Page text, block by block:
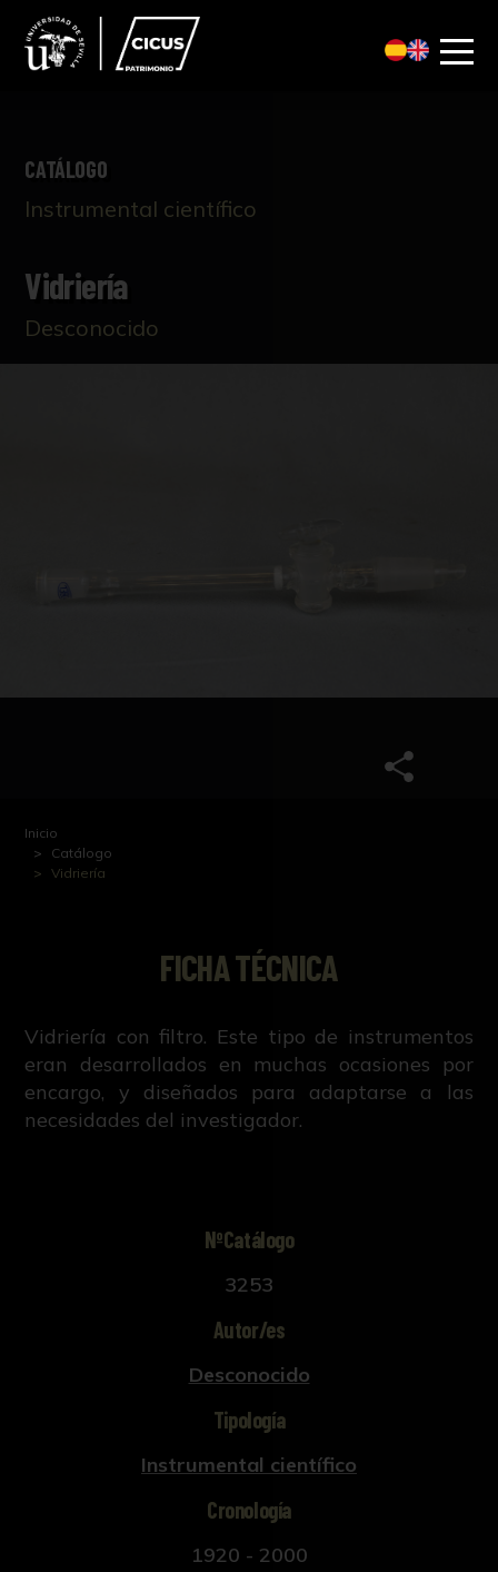
CATÁLOGO
Instrumental científico
Vidriería
Desconocido
Inicio
Catálogo
Vidriería
FICHA TÉCNICA
Vidriería con filtro. Este tipo de instrumentos
eran desarrollados en muchas ocasiones por
encargo, y diseñados para adaptarse a las
necesidades del investigador.
NºCatálogo
3253
Autor/es
Desconocido
Tipología
Instrumental científico
Cronología
1920 - 2000